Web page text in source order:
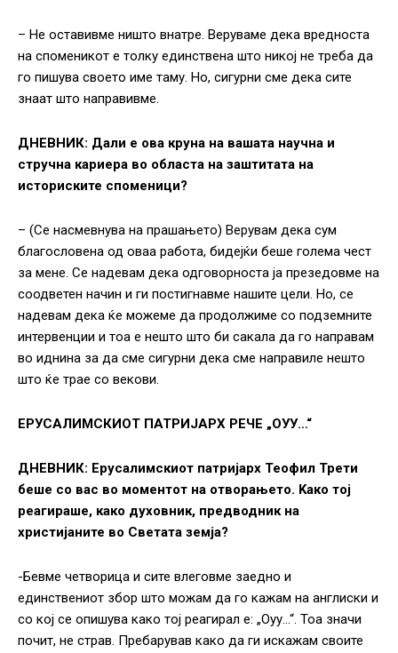
– Не оставивме ништо внатре. Веруваме дека вредноста
на споменикот е толку единствена што никој не треба да
го пишува своето име таму. Но, сигурни сме дека сите
знаат што направивме.
ДНЕВНИК: Дали е ова круна на вашата научна и
стручна кариера во областа на заштитата на
историските споменици?
– (Се насмевнува на прашањето) Верувам дека сум
благословена од оваа работа, бидејќи беше голема чест
за мене. Се надевам дека одговорноста ја презедовме на
соодветен начин и ги постигнавме нашите цели. Но, се
надевам дека ќе можеме да продолжиме со подземните
интервенции и тоа е нешто што би сакала да го направам
во иднина за да сме сигурни дека сме направиле нешто
што ќе трае со векови.
ЕРУСАЛИМСКИОТ ПАТРИЈАРХ РЕЧЕ „ОУУ…“
ДНЕВНИК: Ерусалимскиот патријарх Теофил Трети
беше со вас во моментот на отворањето. Kако тој
реагираше, како духовник, предводник на
христијаните во Светата земја?
-Бевме четворица и сите влеговме заедно и
единствениот збор што можам да го кажам на англиски и
со кој се опишува како тој реагирал е: „Оуу…“. Тоа значи
почит, не страв. Пребарував како да ги искажам своите